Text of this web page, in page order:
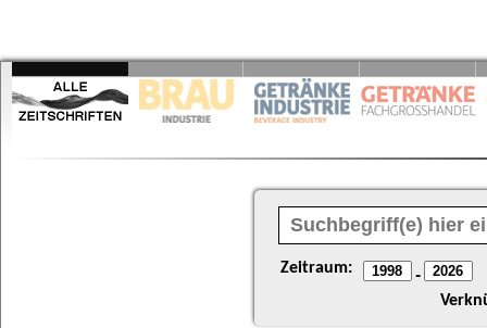
Zeitraum: -